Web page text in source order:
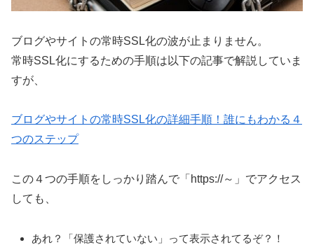
ブログやサイトの常時SSL化の波が止まりません。
常時SSL化にするための手順は以下の記事で解説していま
すが、
ブログやサイトの常時SSL化の詳細手順！誰にもわかる４
つのステップ
この４つの手順をしっかり踏んで「https://～」でアクセス
しても、
あれ？「保護されていない」って表示されてるぞ？！